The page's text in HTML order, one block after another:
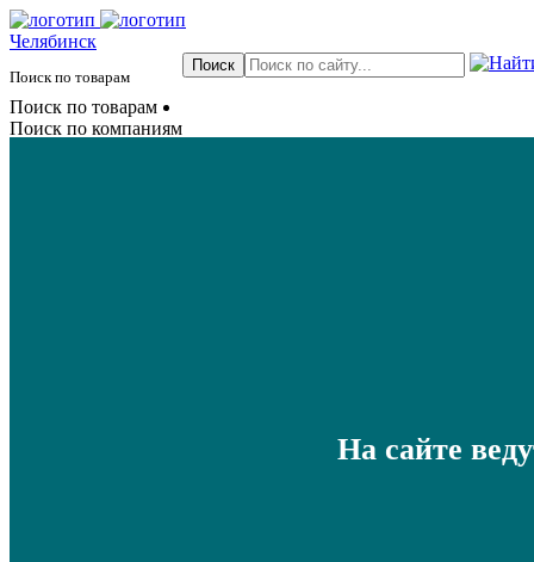
Челябинск
Поиск по товарам
Поиск по товарам
Поиск по компаниям
На сайте